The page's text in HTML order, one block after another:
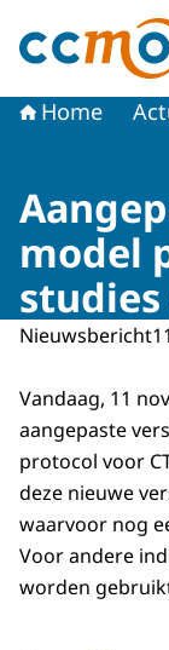
Naar de
Home
model
Nieuwsbericht
Vandaag, 11
aangepaste
protocol voor
deze nieuwe
waarvoor nog
Voor andere
worden